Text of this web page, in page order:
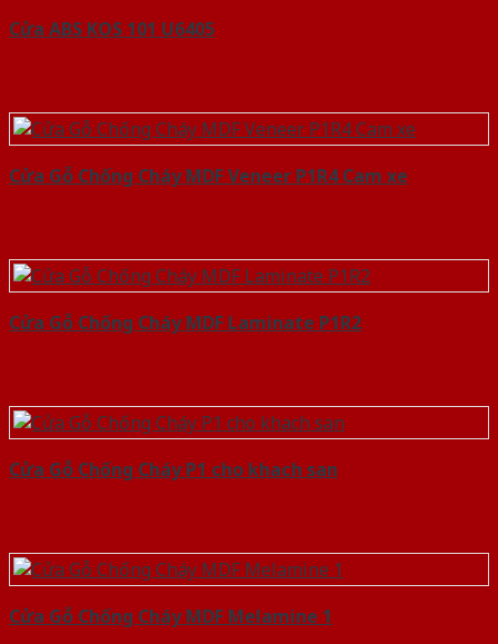
Cửa ABS KOS 101 U6405
Cửa Gỗ Chống Cháy MDF Veneer P1R4 Cam xe
Cửa Gỗ Chống Cháy MDF Laminate P1R2
Cửa Gỗ Chống Cháy P1 cho khach san
Cửa Gỗ Chống Cháy MDF Melamine 1